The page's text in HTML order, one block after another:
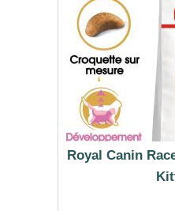
Royal Canin